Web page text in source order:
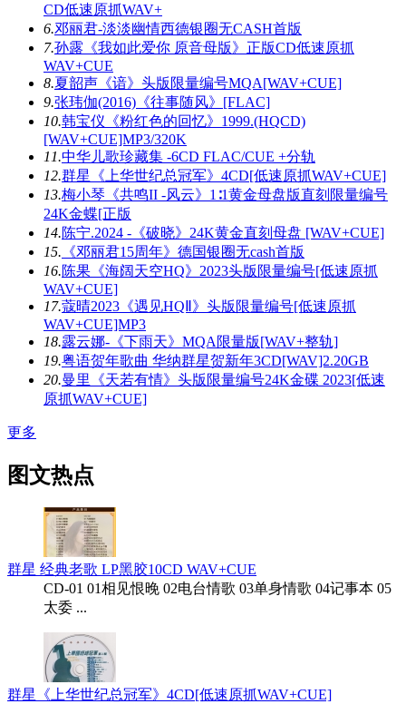
CD低速原抓WAV+
6.邓丽君-淡淡幽情西德银圈无CASH首版
7.孙露《我如此爱你 原音母版》正版CD低速原抓
WAV+CUE
8.夏韶声《谙》头版限量编号MQA[WAV+CUE]
9.张玮伽(2016)《往事随风》[FLAC]
10.韩宝仪《粉红色的回忆》1999.(HQCD)
[WAV+CUE]MP3/320K
11.中华儿歌珍藏集 -6CD FLAC/CUE +分轨
12.群星《上华世纪总冠军》4CD[低速原抓WAV+CUE]
13.梅小琴《共鸣II -风云》1∶1黄金母盘版直刻限量编号
24K金蝶[正版
14.陈宁.2024 -《破晓》24K黄金直刻母盘 [WAV+CUE]
15. 《邓丽君15周年》德国银圈无cash首版
16.陈果《海阔天空HQ》2023头版限量编号[低速原抓
WAV+CUE]
17.蔻晴2023《遇见HQⅡ》头版限量编号[低速原抓
WAV+CUE]MP3
18.露云娜-《下雨天》MQA限量版[WAV+整轨]
19.粤语贺年歌曲 华纳群星贺新年3CD[WAV]2.20GB
20.曼里《天若有情》头版限量编号24K金碟 2023[低速
原抓WAV+CUE]
更多
图文热点
群星 经典老歌 LP黑胶10CD WAV+CUE
CD-01 01相见恨晚 02电台情歌 03单身情歌 04记事本 05
太委 ...
群星《上华世纪总冠军》4CD[低速原抓WAV+CUE]